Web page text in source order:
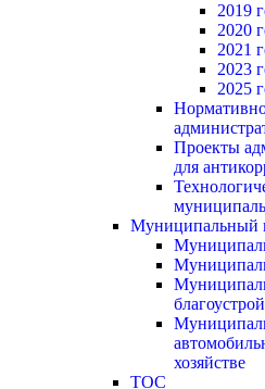
2019
2020
2021
2023
2025
Проекты
для
Муниципальный
хозяйстве
ТОС